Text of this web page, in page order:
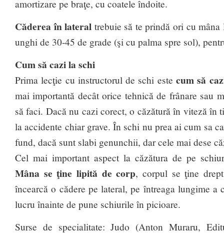
amortizare pe braţe, cu coatele îndoite.
Căderea în lateral trebuie să te prindă ori cu
unghi de 30-45 de grade (şi cu palma spre sol),
Cum să cazi la schi
Prima lecţie cu instructorul de schi este cum să
mai importantă decât orice tehnică de frânare sau
să faci. Dacă nu cazi corect, o căzătură în viteză în
la accidente chiar grave. În schi nu prea ai cum sa
fund, dacă sunt slabi genunchii, dar cele mai dese
Cel mai important aspect la căzătura de pe
Mâna se ţine lipită de corp, corpul se ţine
încearcă o cădere pe lateral, pe întreaga lungime a
lucru înainte de pune schiurile în picioare.
Surse de specialitate: Judo (Anton Muraru,